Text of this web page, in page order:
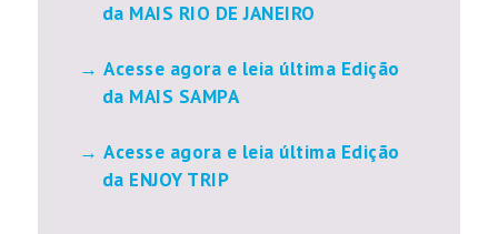
da MAIS RIO DE JANEIRO
Acesse agora e leia última Edição
da MAIS SAMPA
Acesse agora e leia última Edição
da ENJOY TRIP